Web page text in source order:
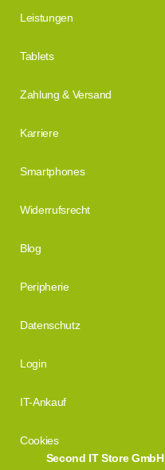
Second IT Store GmbH
Leistungen
Tablets
Zahlung & Versand
Karriere
Smartphones
Widerrufsrecht
Blog
Peripherie
Datenschutz
Login
IT-Ankauf
Cookies